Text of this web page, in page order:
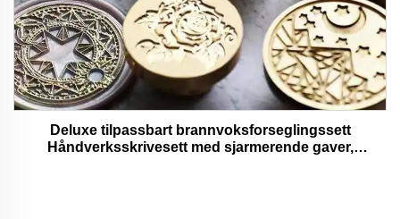
Deluxe tilpassbart brannvoksforseglingssett
Håndverksskrivesett med sjarmerende gaver,